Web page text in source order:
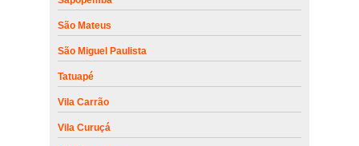
São Mateus
São Miguel Paulista
Tatuapé
Vila Carrão
Vila Curuçá